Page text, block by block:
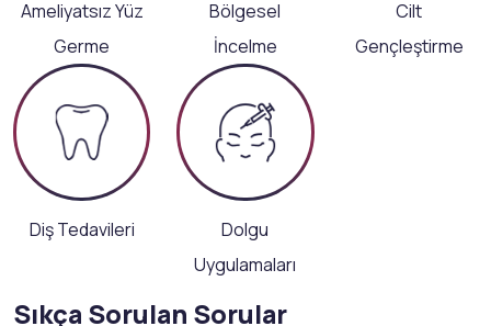
Ameliyatsız Yüz
Germe
Bölgesel
İncelme
Cilt
Gençleştirme
Diş Tedavileri
Dolgu
Uygulamaları
Sıkça Sorulan Sorular